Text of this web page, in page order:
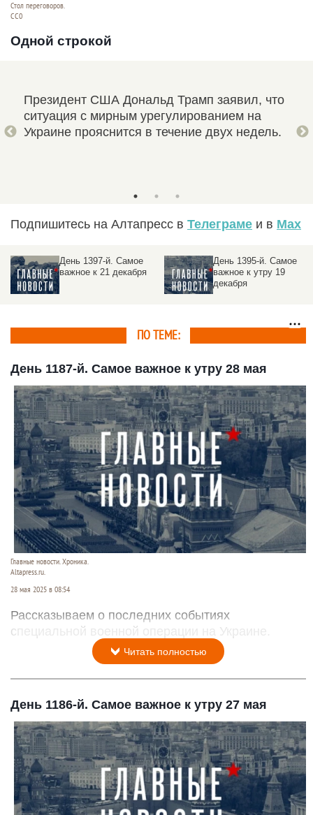
Стол переговоров.
CC0
Одной строкой
Президент США Дональд Трамп заявил, что
ситуация с мирным урегулированием на
Украине прояснится в течение двух недель.
Подпишитесь на Алтапресс в Телеграме и в Max
День 1395-й. Самое
важное к утру 19
День 1394-й. Самое
важное к утру 18
декабря
ПО ТЕМЕ:
День 1187-й. Самое важное к утру 28 мая
Главные новости. Хроника.
Altapress.ru.
28 мая 2025 в 08:54
Рассказываем о последних событиях
специальной военной операции на Украине.
Читать полностью
День 1186-й. Самое важное к утру 27 мая